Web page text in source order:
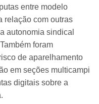
entre modelo
relação com outras
autonomia sindical
foram
de aparelhamento
em seções multicampi
digitais sobre a